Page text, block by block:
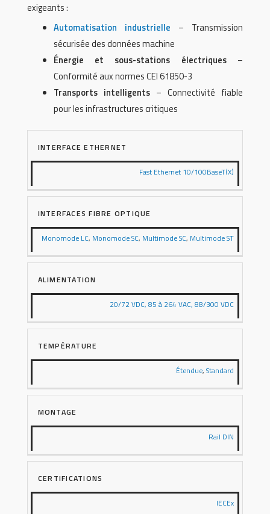
exigeants :
Automatisation industrielle – Transmission
sécurisée des données machine
Énergie et sous-stations électriques–
Conformité aux normes CEI 61850-3
Transports intelligents– Connectivité fiable
pour les infrastructures critiques
INTERFACE ETHERNET
Fast Ethernet 10/100BaseT(X)
INTERFACES FIBRE OPTIQUE
Monomode LC, Monomode SC, Multimode SC, Multimode ST
ALIMENTATION
20/72 VDC, 85 à 264 VAC, 88/300 VDC
TEMPÉRATURE
Étendue,Standard
MONTAGE
Rail DIN
CERTIFICATIONS
IECEx